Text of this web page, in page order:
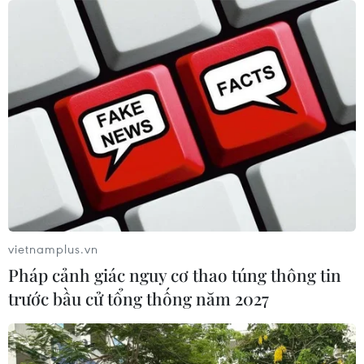
trừng phạt Nga
08/08/2026 03:50
Canada, Mỹ đàm phán thỏa thuận
thương mại tạm thời nhằm hạ nhiệt
căng thẳng
07/08/2026 23:53
Tổng thống đắc cử của Colombia
Abelardo De La Espriella nhậm chức
Mỹ chi hơn 2,2 tỷ USD mua thêm 4
trung tâm giam giữ người nhập cư
vietnamplus.vn
Pháp cảnh giác nguy cơ thao túng thông tin
trước bầu cử tổng thống năm 2027